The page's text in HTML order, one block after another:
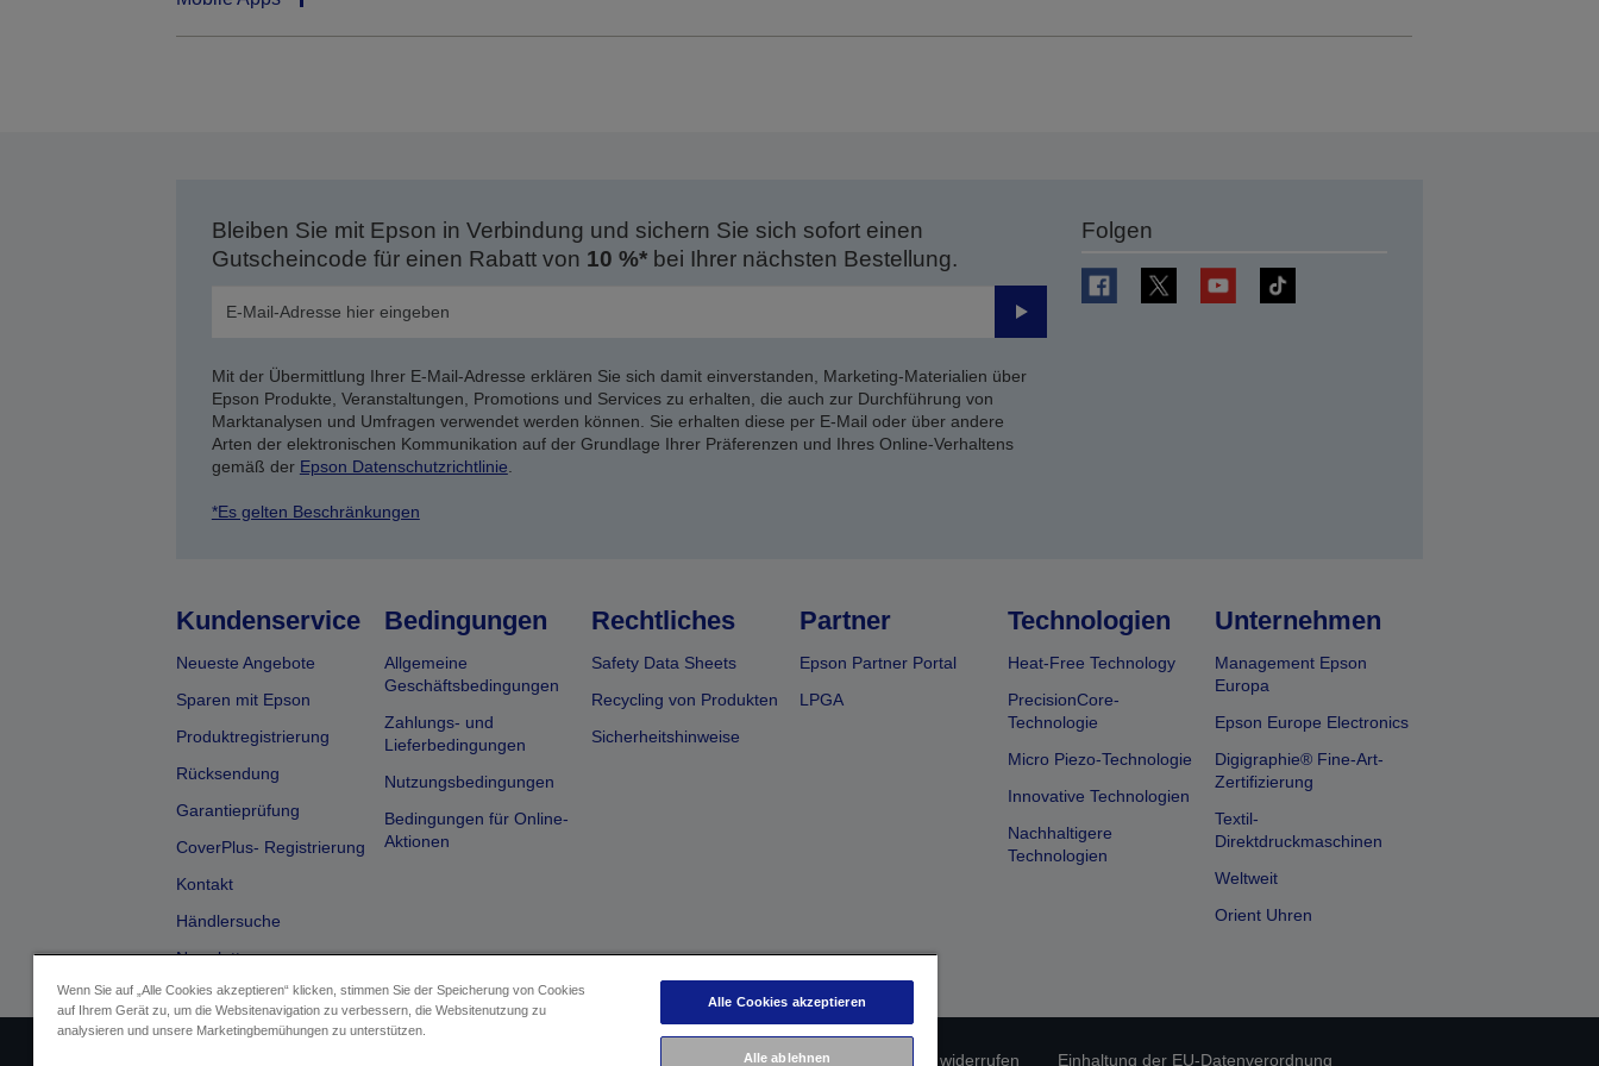
Bleiben Sie mit Epson in Verbindung und sichern Sie sich sofort einen
Gutscheincode für einen Rabatt von 10 %*bei Ihrer nächsten Bestellung.
Senden
Mit der Übermittlung Ihrer E-Mail-Adresse erklären Sie sich damit einverstanden, Marketing-Materialien über
Epson Produkte, Veranstaltungen, Promotions und Services zu erhalten, die auch zur Durchführung von
Marktanalysen und Umfragen verwendet werden können. Sie erhalten diese per E-Mail oder über andere
Arten der elektronischen Kommunikation auf der Grundlage Ihrer Präferenzen und Ihres Online-Verhaltens
gemäß der Epson Datenschutzrichtlinie.
*Es gelten Beschränkungen
Folgen
Kundenservice
Neueste Angebote
Sparen mit Epson
Produktregistrierung
Rücksendung
Garantieprüfung
CoverPlus- Registrierung
Kontakt
Händlersuche
Newsletter
Bedingungen
Allgemeine
Geschäftsbedingungen
Zahlungs- und
Lieferbedingungen
Nutzungsbedingungen
Bedingungen für Online-
Aktionen
Rechtliches
Safety Data Sheets
Recycling von Produkten
Sicherheitshinweise
Partner
Epson Partner Portal
LPGA
Technologien
Heat-Free Technology
PrecisionCore-
Technologie
Micro Piezo-Technologie
Innovative Technologien
Nachhaltigere
Technologien
Unternehmen
Management Epson
Europa
Epson Europe Electronics
Digigraphie® Fine-Art-
Zertifizierung
Textil-
Direktdruckmaschinen
Weltweit
Orient Uhren
Datenschutzrichtlinie Vertrag widerrufen Einhaltung der EU-Datenverordnung
Wenn Sie auf „Alle Cookies akzeptieren“ klicken, stimmen Sie der Speicherung von Cookies
auf Ihrem Gerät zu, um die Websitenavigation zu verbessern, die Websitenutzung zu
analysieren und unsere Marketingbemühungen zu unterstützen.
Alle Cookies akzeptieren
Alle ablehnen